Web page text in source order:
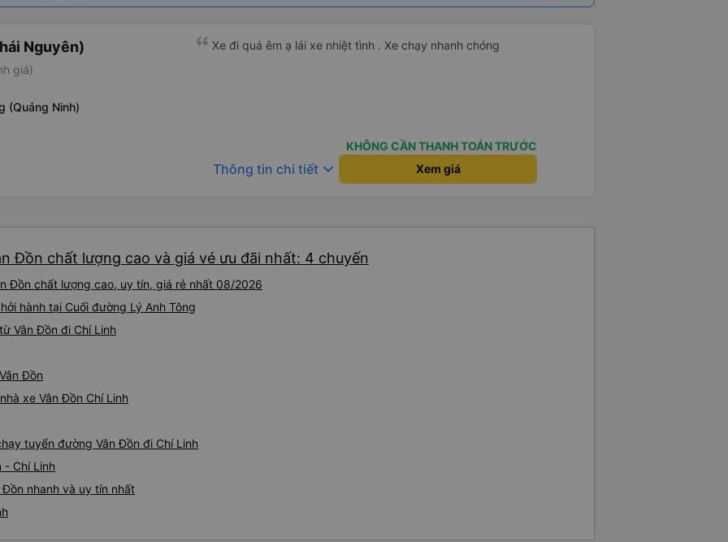
Nguyên)
giá)
(Quảng Ninh)
Xe đi quá êm ạ lái xe nhiệt tình . Xe chạy nhanh chóng
KHÔNG CẦN THANH TOÁN TRƯỚC
Thông tin chi tiết keyboard_arrow_down Xem giá
Đồn chất lượng cao và giá vé ưu đãi nhất: 4 chuyến
Đồn chất lượng cao, uy tín, giá rẻ nhất 08/2026
hành tại Cuối đường Lý Anh Tông
Vân Đồn đi Chí Linh
Đồn
xe Vân Đồn Chí Linh
tuyến đường Vân Đồn đi Chí Linh
- Chí Linh
nhanh và uy tín nhất